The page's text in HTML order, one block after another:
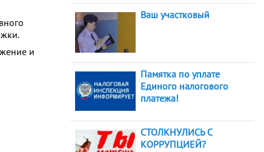
и
Ваш участковый
Памятка по уплате
Единого налогового
платежа!
СТОЛКНУЛИСЬ С
КОРРУПЦИЕЙ?